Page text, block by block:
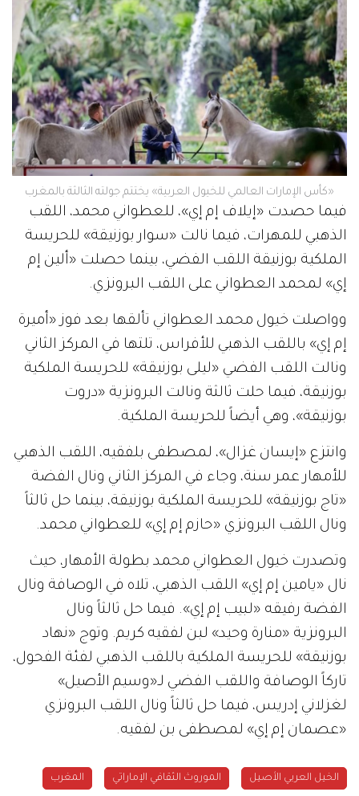
«كأس الإمارات العالمي للخيول العربية» يختتم جولته الثالثة بالمغرب
فيما حصدت «إيلاف إم إي»، للعطواني محمد، اللقب
الذهبي للمهرات، فيما نالت «سوار بوزنيقة» للحريسة
الملكية بوزنيقة اللقب الفضي، بينما حصلت «ألين إم
إي» لمحمد العطواني على اللقب البرونزي.
وواصلت خيول محمد العطواني تألقها بعد فوز «أميرة
إم إي» باللقب الذهبي للأفراس، تلتها في المركز الثاني
ونالت اللقب الفضي «ليلى بوزنيقة» للحريسة الملكية
بوزنيقة، فيما حلت ثالثة ونالت البرونزية «دروت
بوزنيقة»، وهي أيضاً للحريسة الملكية.
وانتزع «إيسان غزال»، لمصطفى بلفقيه، اللقب الذهبي
للأمهار عمر سنة، وجاء في المركز الثاني ونال الفضة
«تاج بوزنيقة» للحريسة الملكية بوزنيقة، بينما حل ثالثاً
ونال اللقب البرونزي «حازم إم إي» للعطواني محمد.
وتصدرت خيول العطواني محمد بطولة الأمهار، حيث
نال «يامين إم إي» اللقب الذهبي، تلاه في الوصافة ونال
الفضة رفيقه «لبيب إم إي». فيما حل ثالثاً ونال
البرونزية «منارة وحيد» لبن لفقيه كريم. وتوج «نهاد
بوزنيقة» للحريسة الملكية باللقب الذهبي لفئة الفحول،
تاركاً الوصافة واللقب الفضي لـ«وسيم الأصيل»
لغزلاني إدريس، فيما حل ثالثاً ونال اللقب البرونزي
«عصمان إم إي» لمصطفى بن لفقيه.
الخيل العربي الأصيل الموروث الثقافي الإماراتي المغرب